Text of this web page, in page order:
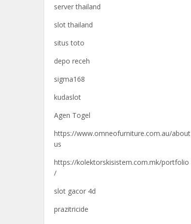
server thailand
slot thailand
situs toto
depo receh
sigma168
kudaslot
Agen Togel
https://www.omneofurniture.com.au/about
us
https://kolektorskisistem.com.mk/portfolio
/
slot gacor 4d
prazitricide